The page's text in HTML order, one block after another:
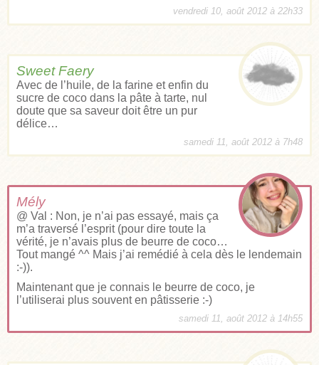
vendredi 10, août 2012 à 22h33
Sweet Faery
Avec de l’huile, de la farine et enfin du
sucre de coco dans la pâte à tarte, nul
doute que sa saveur doit être un pur
délice…
samedi 11, août 2012 à 7h48
Mély
@ Val : Non, je n’ai pas essayé, mais ça
m’a traversé l’esprit (pour dire toute la
vérité, je n’avais plus de beurre de coco…
Tout mangé ^^ Mais j’ai remédié à cela dès le lendemain
:-)).
Maintenant que je connais le beurre de coco, je
l’utiliserai plus souvent en pâtisserie :-)
samedi 11, août 2012 à 14h55